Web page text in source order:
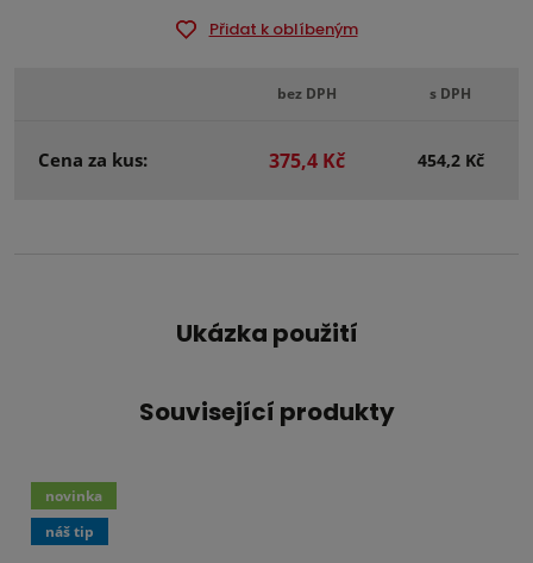
Přidat k oblíbeným
bez DPH s DPH
Cena za kus: 375,4 Kč 454,2 Kč
Ukázka použití
Související produkty
novinka
náš tip